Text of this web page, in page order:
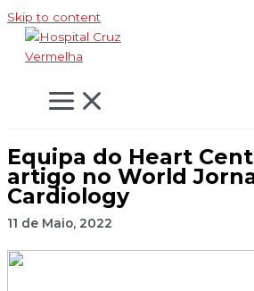
Skip to content
Equipa do Heart
artigo no World
Cardiology
11 de Maio, 2022